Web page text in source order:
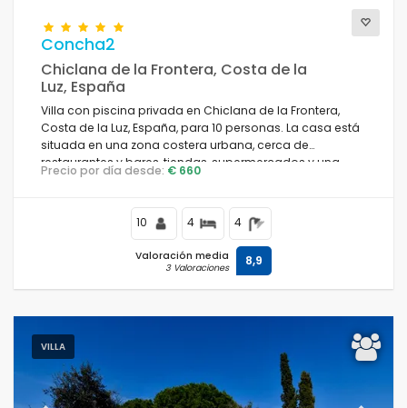
Concha2
Chiclana de la Frontera, Costa de la
Luz, España
Villa con piscina privada en Chiclana de la Frontera,
Costa de la Luz, España, para 10 personas. La casa está
situada en una zona costera urbana, cerca de
restaurantes y bares, tiendas, supermercados y una
pista de tenis, y se encuentra a 500 m de la playa de La
Precio por día desde: € 660
10 4 4
Valoración media
3 Valoraciones 8,9
VILLA